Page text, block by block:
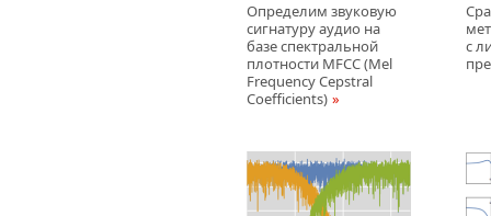
Определим звуковую
сигнатуру аудио на
базе спектральной
плотности MFCC (Mel
Frequency Cepstral
Coefficients)
с